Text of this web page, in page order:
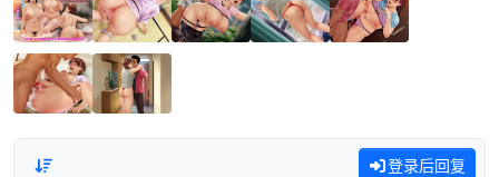
登录后回复